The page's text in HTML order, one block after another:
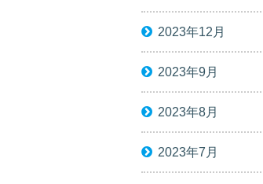
2023年12月
2023年9月
2023年8月
2023年7月